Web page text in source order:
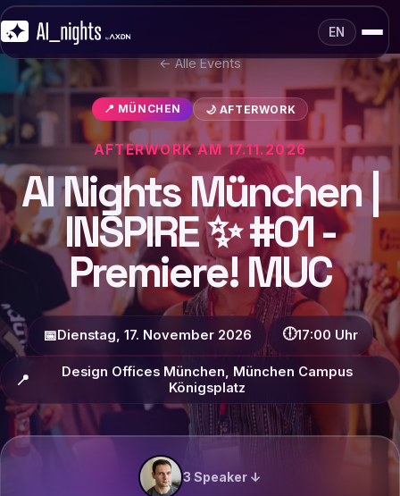
EN
← Alle Events
📍 MÜNCHEN 🌙 AFTERWORK
AFTERWORK AM 17.11.2026
AI Nights München |
INSPIRE ✨ #01 -
Premiere! MUC
📅Dienstag, 17. November 2026 🕕17:00 Uhr
📍
Design Offices München, München Campus
Königsplatz
3 Speaker ↓